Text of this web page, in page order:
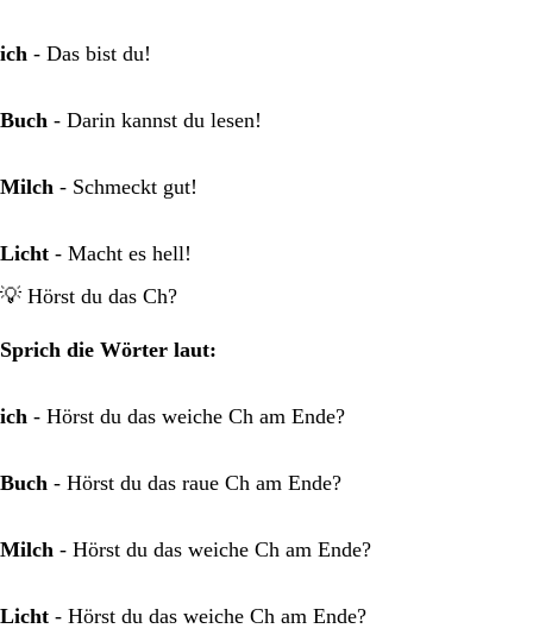
ich - Das bist du!
Buch - Darin kannst du lesen!
Milch - Schmeckt gut!
Licht - Macht es hell!
💡 Hörst du das Ch?
Sprich die Wörter laut:
ich - Hörst du das weiche Ch am Ende?
Buch - Hörst du das raue Ch am Ende?
Milch - Hörst du das weiche Ch am Ende?
Licht - Hörst du das weiche Ch am Ende?